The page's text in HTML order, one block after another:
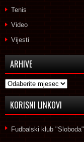
Tenis
Video
Vijesti
ARHIVE
Arhive
KORISNI LINKOVI
Fudbalski klub "Sloboda"